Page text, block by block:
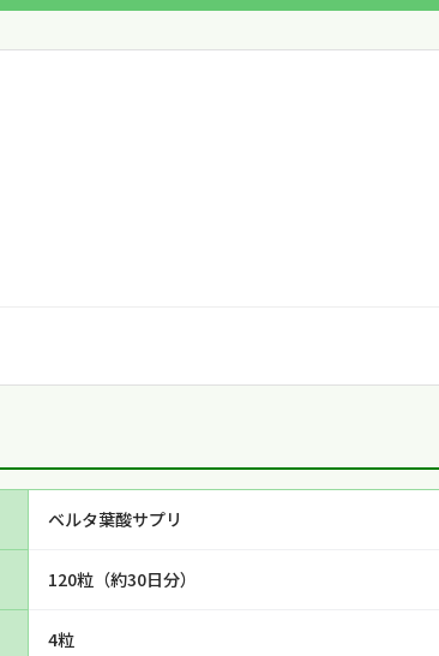
ベルタ葉酸サプリ
120粒（約30日分）
4粒